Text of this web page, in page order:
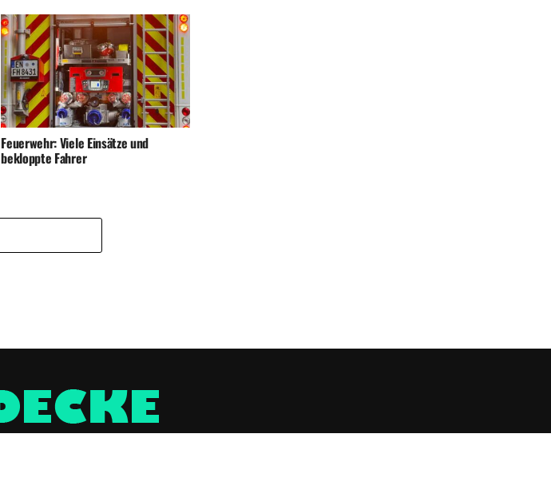
Feuerwehr: Viele Einsätze und
bekloppte Fahrer